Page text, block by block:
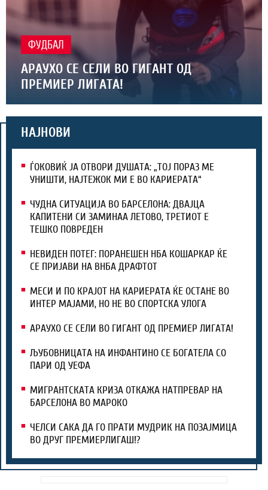
ФУДБАЛ
АРАУХО СЕ СЕЛИ ВО ГИГАНТ ОД
ПРЕМИЕР ЛИГАТА!
НАЈНОВИ
ЃОКОВИЌ ЈА ОТВОРИ ДУШАТА: „ТОЈ ПОРАЗ МЕ
УНИШТИ, НАЈТЕЖОК МИ Е ВО КАРИЕРАТА“
ЧУДНА СИТУАЦИЈА ВО БАРСЕЛОНА: ДВАЈЦА
КАПИТЕНИ СИ ЗАМИНАА ЛЕТОВО, ТРЕТИОТ Е
ТЕШКО ПОВРЕДЕН
НЕВИДЕН ПОТЕГ: ПОРАНЕШЕН НБА КОШАРКАР ЌЕ
СЕ ПРИЈАВИ НА ВНБА ДРАФТОТ
МЕСИ И ПО КРАЈОТ НА КАРИЕРАТА ЌЕ ОСТАНЕ ВО
ИНТЕР МАЈАМИ, НО НЕ ВО СПОРТСКА УЛОГА
АРАУХО СЕ СЕЛИ ВО ГИГАНТ ОД ПРЕМИЕР ЛИГАТА!
ЉУБОВНИЦАТА НА ИНФАНТИНО СЕ БОГАТЕЛА СО
ПАРИ ОД УЕФА
МИГРАНТСКАТА КРИЗА ОТКАЖА НАТПРЕВАР НА
БАРСЕЛОНА ВО МАРОКО
ЧЕЛСИ САКА ДА ГО ПРАТИ МУДРИК НА ПОЗАЈМИЦА
ВО ДРУГ ПРЕМИЕРЛИГАШ!?